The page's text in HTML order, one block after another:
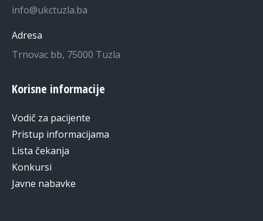
info@ukctuzla.ba
Adresa
Trnovac bb, 75000 Tuzla
Korisne informacije
Vodič za pacijente
Pristup informacijama
Lista čekanja
Konkursi
Javne nabavke